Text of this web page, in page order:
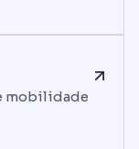
mobilidade